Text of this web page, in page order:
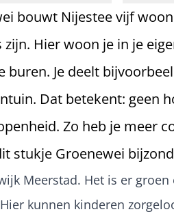
bouwt Nijestee vijf
Hier woon je in je
buren. Je deelt
Dat betekent: geen
Zo heb je meer
stukje Groenewei
Meerstad. Het is er groen
kunnen kinderen